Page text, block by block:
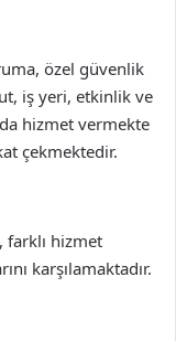
özel güvenlik
iş yeri, etkinlik ve
hizmet vermekte
çekmektedir.
farklı hizmet
karşılamaktadır.